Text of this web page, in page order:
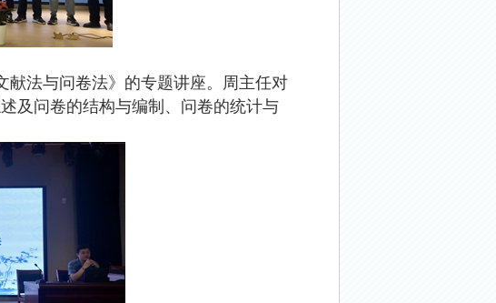
法与问卷法》的专题讲座。周主任对
及问卷的结构与编制、问卷的统计与